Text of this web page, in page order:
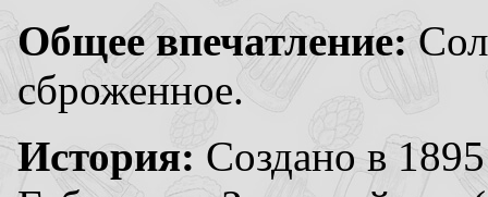
Общее впечатление:
сброженное.
История: Создано в